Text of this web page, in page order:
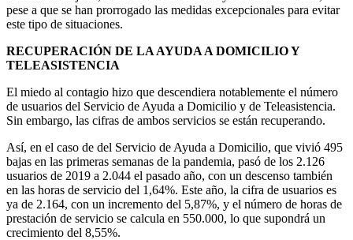
pese a que se han prorrogado las medidas excepcionales para evitar
este tipo de situaciones.
RECUPERACIÓN DE LA AYUDA A DOMICILIO Y
TELEASISTENCIA
El miedo al contagio hizo que descendiera notablemente el número
de usuarios del Servicio de Ayuda a Domicilio y de Teleasistencia.
Sin embargo, las cifras de ambos servicios se están recuperando.
Así, en el caso de del Servicio de Ayuda a Domicilio, que vivió 495
bajas en las primeras semanas de la pandemia, pasó de los 2.126
usuarios de 2019 a 2.044 el pasado año, con un descenso también
en las horas de servicio del 1,64%. Este año, la cifra de usuarios es
ya de 2.164, con un incremento del 5,87%, y el número de horas de
prestación de servicio se calcula en 550.000, lo que supondrá un
crecimiento del 8,55%.